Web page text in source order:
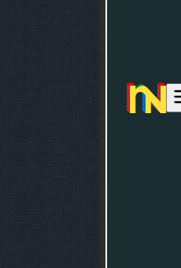
Insano
Network